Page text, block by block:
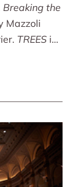
Breaking the
Mazzoli
TREES is
Prize &